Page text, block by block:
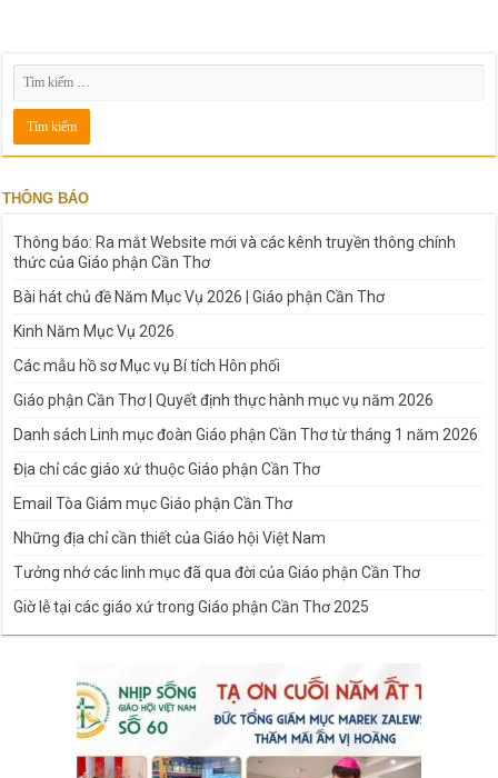
THÔNG BÁO
Thông báo: Ra mắt Website mới và các kênh truyền thông chính
thức của Giáo phận Cần Thơ
Bài hát chủ đề Năm Mục Vụ 2026 | Giáo phận Cần Thơ
Kinh Năm Mục Vụ 2026
Các mẫu hồ sơ Mục vụ Bí tích Hôn phối
Giáo phận Cần Thơ | Quyết định thực hành mục vụ năm 2026
Danh sách Linh mục đoàn Giáo phận Cần Thơ từ tháng 1 năm 2026
Địa chỉ các giáo xứ thuộc Giáo phận Cần Thơ
Email Tòa Giám mục Giáo phận Cần Thơ
Những địa chỉ cần thiết của Giáo hội Việt Nam
Tưởng nhớ các linh mục đã qua đời của Giáo phận Cần Thơ
Giờ lễ tại các giáo xứ trong Giáo phận Cần Thơ 2025